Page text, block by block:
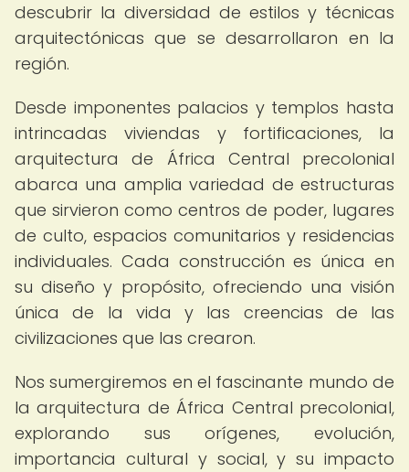
descubrir la diversidad de estilos y técnicas
arquitectónicas que se desarrollaron en la
región.
Desde imponentes palacios y templos hasta
intrincadas viviendas y fortificaciones, la
arquitectura de África Central precolonial
abarca una amplia variedad de estructuras
que sirvieron como centros de poder, lugares
de culto, espacios comunitarios y residencias
individuales. Cada construcción es única en
su diseño y propósito, ofreciendo una visión
única de la vida y las creencias de las
civilizaciones que las crearon.
Nos sumergiremos en el fascinante mundo de
la arquitectura de África Central precolonial,
explorando sus orígenes, evolución,
importancia cultural y social, y su impacto